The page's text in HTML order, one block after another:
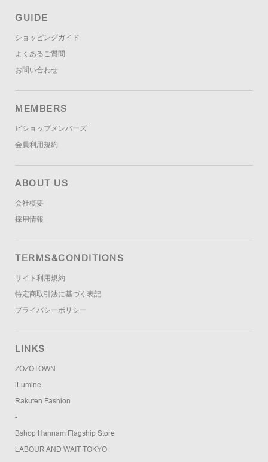
GUIDE
ショッピングガイド
よくあるご質問
お問い合わせ
MEMBERS
ビショップメンバーズ
会員利用規約
ABOUT US
会社概要
採用情報
TERMS&CONDITIONS
サイト利用規約
特定商取引法に基づく表記
プライバシーポリシー
LINKS
ZOZOTOWN
iLumine
Rakuten Fashion
-
Bshop Hannam Flagship Store
LABOUR AND WAIT TOKYO